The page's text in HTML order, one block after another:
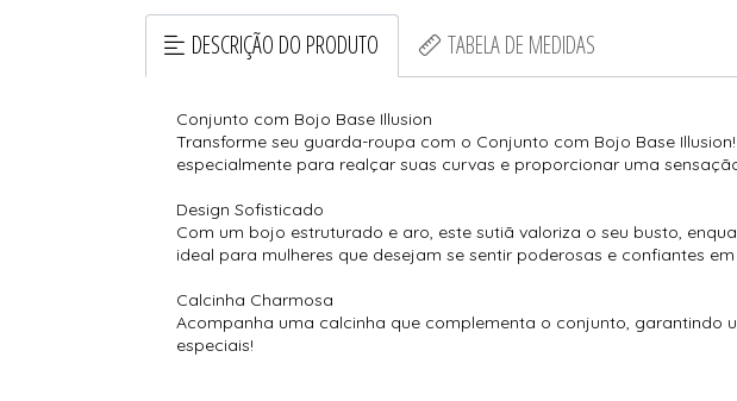
DESCRIÇÃO DO PRODUTO TABELA DE MEDIDAS
Conjunto com Bojo Base Illusion
Transforme seu guarda-roupa com o Conjunto com Bojo Base
especialmente para realçar suas curvas e proporcionar uma
Design Sofisticado
Com um bojo estruturado e aro, este sutiã valoriza o seu busto,
ideal para mulheres que desejam se sentir poderosas e confiantes
Calcinha Charmosa
Acompanha uma calcinha que complementa o conjunto, garantindo
especiais!